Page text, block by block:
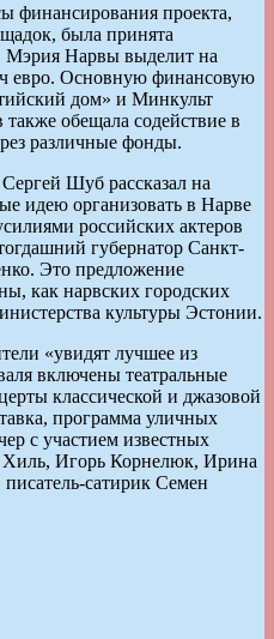
финансирования проекта,
была принята
Мэрия Нарвы выделит на
евро. Основную финансовую
дом» и Минкульт
обещала содействие в
различные фонды.
Шуб рассказал на
идею организовать в Нарве
российских актеров
губернатор Санкт-
Это предложение
как нарвских городских
культуры Эстонии.
«увидят лучшее из
включены театральные
классической и джазовой
программа уличных
с участием известных
Хиль, Игорь Корнелюк, Ирина
сатирик Семен